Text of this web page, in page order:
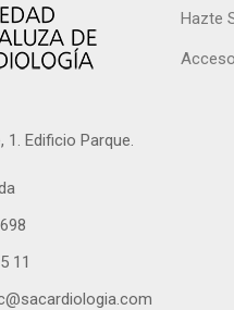
1. Edificio Parque.
11
Hazte